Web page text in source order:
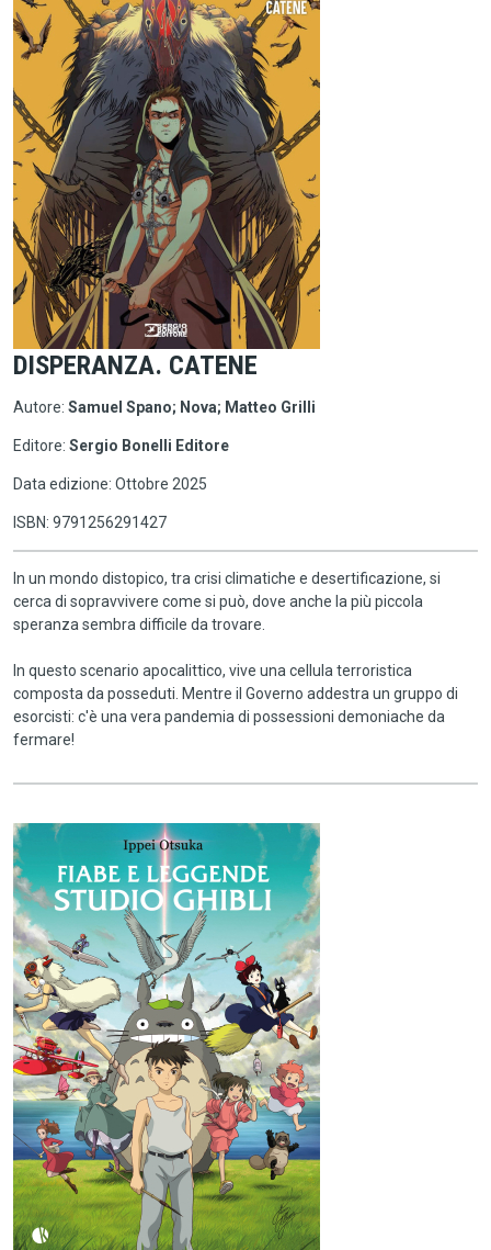
DISPERANZA. CATENE
Autore: Samuel Spano; Nova; Matteo Grilli
Editore: Sergio Bonelli Editore
Data edizione: Ottobre 2025
ISBN: 9791256291427
In un mondo distopico, tra crisi climatiche e desertificazione, si
cerca di sopravvivere come si può, dove anche la più piccola
speranza sembra difficile da trovare.
In questo scenario apocalittico, vive una cellula terroristica
composta da posseduti. Mentre il Governo addestra un gruppo di
esorcisti: c'è una vera pandemia di possessioni demoniache da
fermare!